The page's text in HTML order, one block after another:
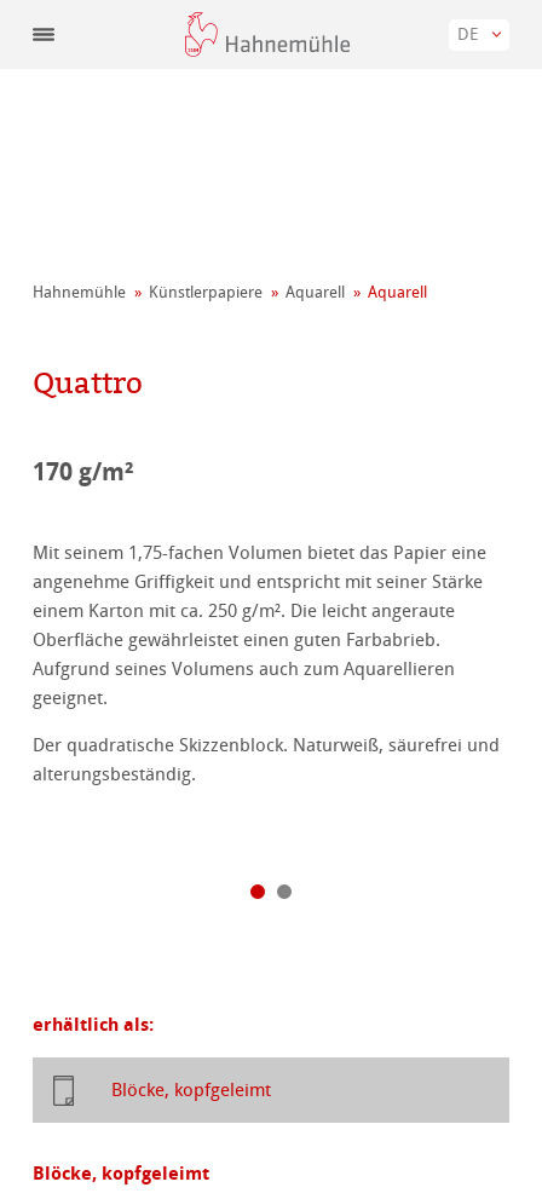
DE
Hahnemühle Künstler­papiere Aquarell Aquarell
Quattro
170 g/m²
Mit seinem 1,75-fachen Volumen bietet das Papier eine
angenehme Griffigkeit und entspricht mit seiner Stärke
einem Karton mit ca. 250 g/m². Die leicht angeraute
Oberfläche gewährleistet einen guten Farbabrieb.
Aufgrund seines Volumens auch zum Aquarellieren
geeignet.
Der quadratische Skizzenblock. Naturweiß, säurefrei und
alterungsbeständig.
erhältlich als:
Blöcke, kopfgeleimt
Blöcke, kopfgeleimt